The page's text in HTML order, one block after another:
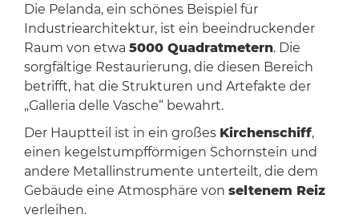
Die Pelanda, ein schönes Beispiel für
Industriearchitektur, ist ein beeindruckender
Raum von etwa 5000 Quadratmetern. Die
sorgfältige Restaurierung, die diesen Bereich
betrifft, hat die Strukturen und Artefakte der
„Galleria delle Vasche“ bewahrt.
Der Hauptteil ist in ein großes Kirchenschiff,
einen kegelstumpfförmigen Schornstein und
andere Metallinstrumente unterteilt, die dem
Gebäude eine Atmosphäre von seltenem Reiz
verleihen.